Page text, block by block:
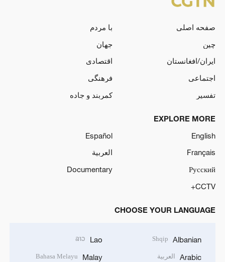
صفحه اصلی
با مردم
چین
جهان
ایران/افغانستان
اقتصادی
اجتماعی
فرهنگی
تفسیر
کمربند و جاده
EXPLORE MORE
English
Español
Français
العربية
Русский
Documentary
CCTV+
CHOOSE YOUR LANGUAGE
Albanian
Shqip
Arabic العربية
Lao
ລາວ
Malay
Bahasa Melayu